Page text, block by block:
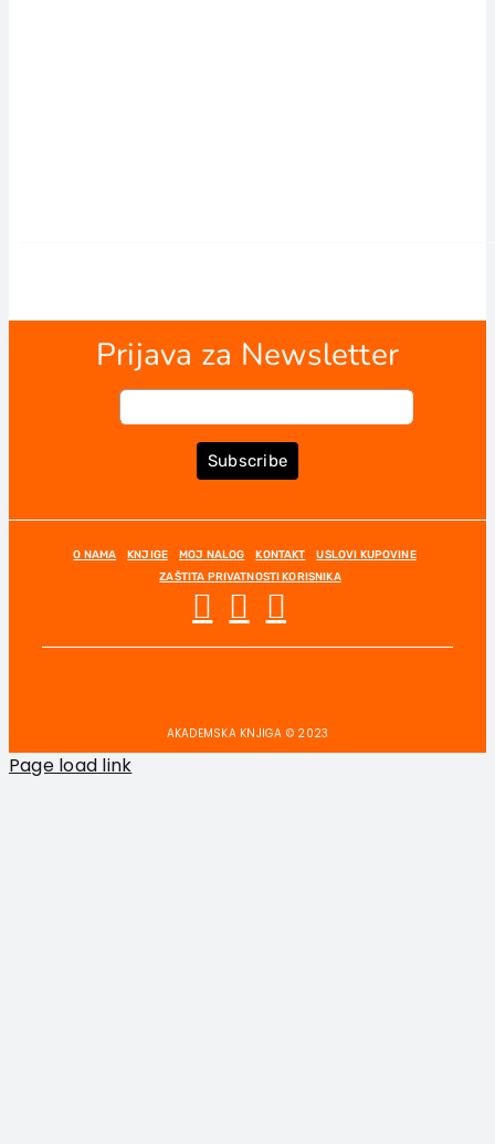
Prijava za Newsletter
Subscribe
O NAMA KNJIGE MOJ NALOG KONTAKT
USLOVI KUPOVINE
ZAŠTITA PRIVATNOSTI KORISNIKA
AKADEMSKA KNJIGA © 2023
Page load link